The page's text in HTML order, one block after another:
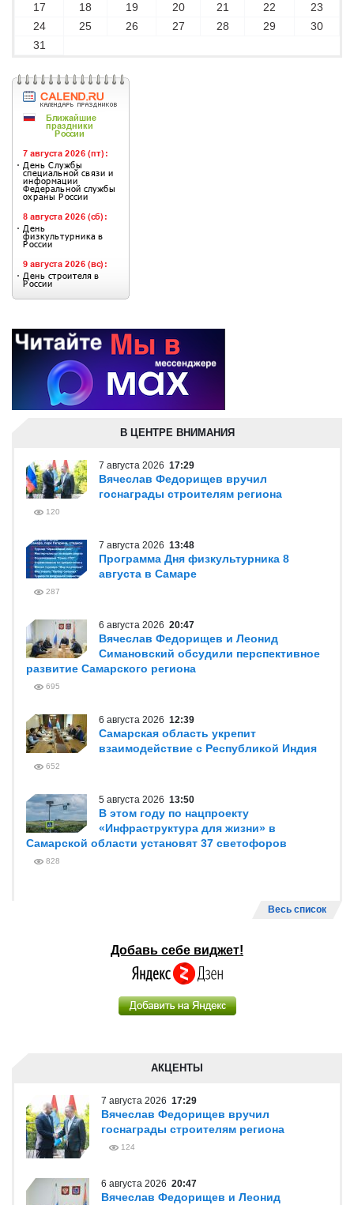
17 18 19 20 21 22
23
24
25 26 27 28 29
30
31
В ЦЕНТРЕ ВНИМАНИЯ
7 августа 2026 17:29
Вячеслав Федорищев вручил
госнаграды строителям региона
120
7 августа 2026 13:48
Программа Дня физкультурника 8
августа в Самаре
287
6 августа 2026 20:47
Вячеслав Федорищев и Леонид
Симановский обсудили перспективное
развитие Самарского региона
695
6 августа 2026 12:39
Самарская область укрепит
взаимодействие с Республикой Индия
652
5 августа 2026 13:50
В этом году по нацпроекту
«Инфраструктура для жизни» в
Самарской области установят 37 светофоров
828
Весь список
Добавь себе виджет!
АКЦЕНТЫ
7 августа 2026 17:29
Вячеслав Федорищев вручил
госнаграды строителям региона
124
6 августа 2026 20:47
Вячеслав Федорищев и Леонид